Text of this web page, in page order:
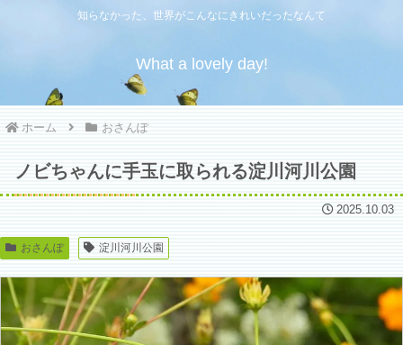
知らなかった、世界がこんなにきれいだったなんて
What a lovely day!
ホーム おさんぽ
ノビちゃんに手玉に取られる淀川河川公園
2025.10.03
おさんぽ 淀川河川公園